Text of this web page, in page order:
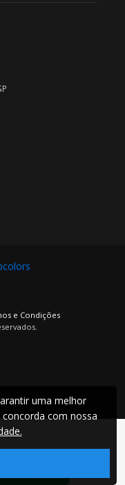
e Condições
uma melhor
com nossa